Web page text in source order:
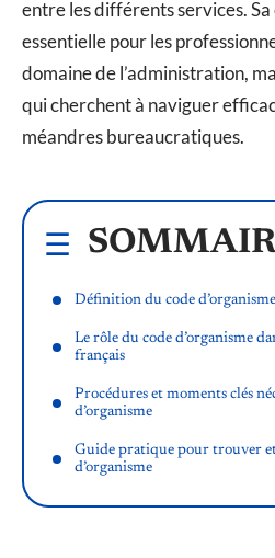
entre les différents services.
essentielle pour les
domaine de l’administration,
qui cherchent à naviguer
méandres bureaucratiques.
Définition du code
Le rôle du code d’organisme
français
Procédures et moments clés
d’organisme
Guide pratique pour trouver
d’organisme